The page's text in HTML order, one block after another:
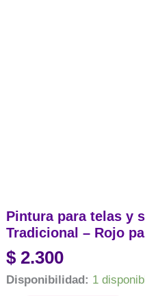
Pintura para telas y
Tradicional – Rojo
$ 2.300
Disponibilidad: 1